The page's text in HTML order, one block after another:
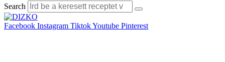
Search
Facebook Instagram TiktokYoutube Pinterest